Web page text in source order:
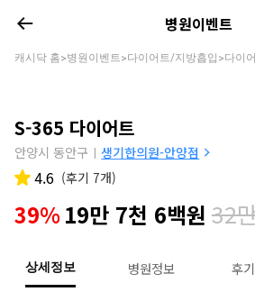
병원이벤트
캐시닥 홈>병원이벤트>다이어트/지방흡입 >다이
S-365 다이어트
안양시 동안구 | 생기한의원-안양점
4.6 (후기 7개)
39%19만 7천 6백원 32
상세정보 병원정보 후